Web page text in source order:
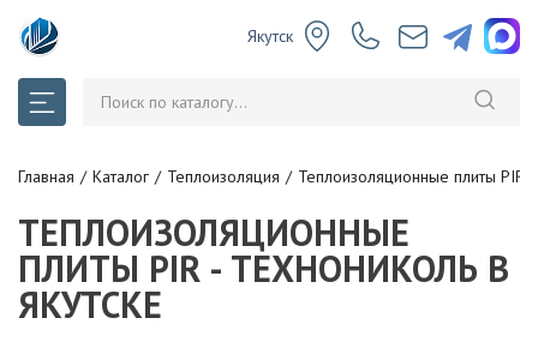
Якутск
Главная Каталог Теплоизоляция Теплоизоляционные плиты
ТЕПЛОИЗОЛЯЦИОННЫЕ
ПЛИТЫ PIR - ТЕХНОНИКОЛЬ В
ЯКУТСКЕ